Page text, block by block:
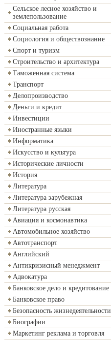
Сельское лесное хозяйство и
землепользование
Социальная работа
Социология и обществознание
Спорт и туризм
Строительство и архитектура
Таможенная система
Транспорт
Делопроизводство
Деньги и кредит
Инвестиции
Иностранные языки
Информатика
Искусство и культура
Исторические личности
История
Литература
Литература зарубежная
Литература русская
Авиация и космонавтика
Автомобильное хозяйство
Автотранспорт
Английский
Антикризисный менеджмент
Адвокатура
Банковское дело и кредитование
Банковское право
Безопасность жизнедеятельности
Биографии
Маркетинг реклама и торговля